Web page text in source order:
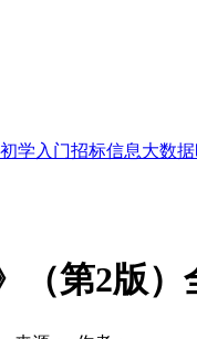
初学入门招标信息大数
（第2版